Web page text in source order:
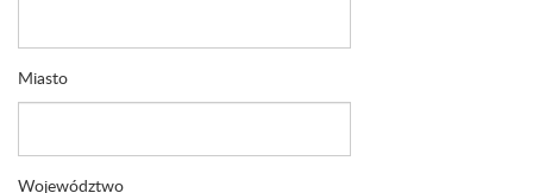
Miasto
Województwo